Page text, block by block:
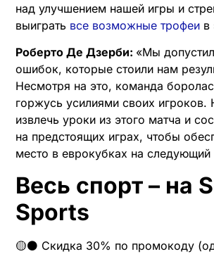
над улучшением нашей игры и
выиграть все возможные трофеи в
Роберто Де Дзерби: «Мы
ошибок, которые стоили нам
Несмотря на это, команда
горжусь усилиями своих
извлечь уроки из этого матча и
на предстоящих играх, чтобы
место в еврокубках на следующий
Весь спорт – на
Sports
🟡⚫️ Скидка 30% по промокоду